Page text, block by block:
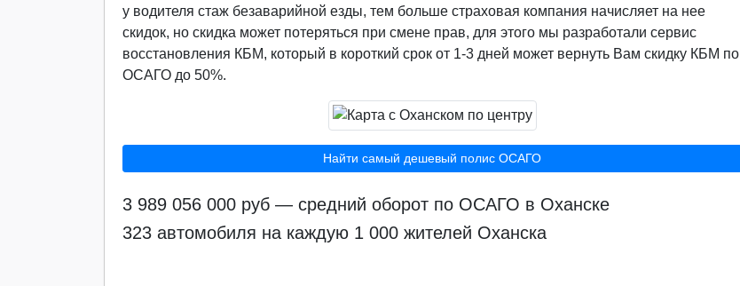
у водителя стаж безаварийной езды, тем больше страховая компания начисляет на нее
скидок, но скидка может потеряться при смене прав, для этого мы разработали сервис
восстановления КБМ, который в короткий срок от 1-3 дней может вернуть Вам скидку КБМ по
ОСАГО до 50%.
Найти самый дешевый полис ОСАГО
3 989 056 000 руб — средний оборот по ОСАГО в Оханске
323 автомобиля на каждую 1 000 жителей Оханска